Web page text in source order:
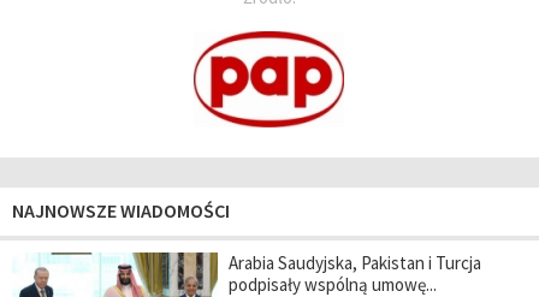
NAJNOWSZE WIADOMOŚCI
Arabia Saudyjska, Pakistan i Turcja
podpisały wspólną umowę...